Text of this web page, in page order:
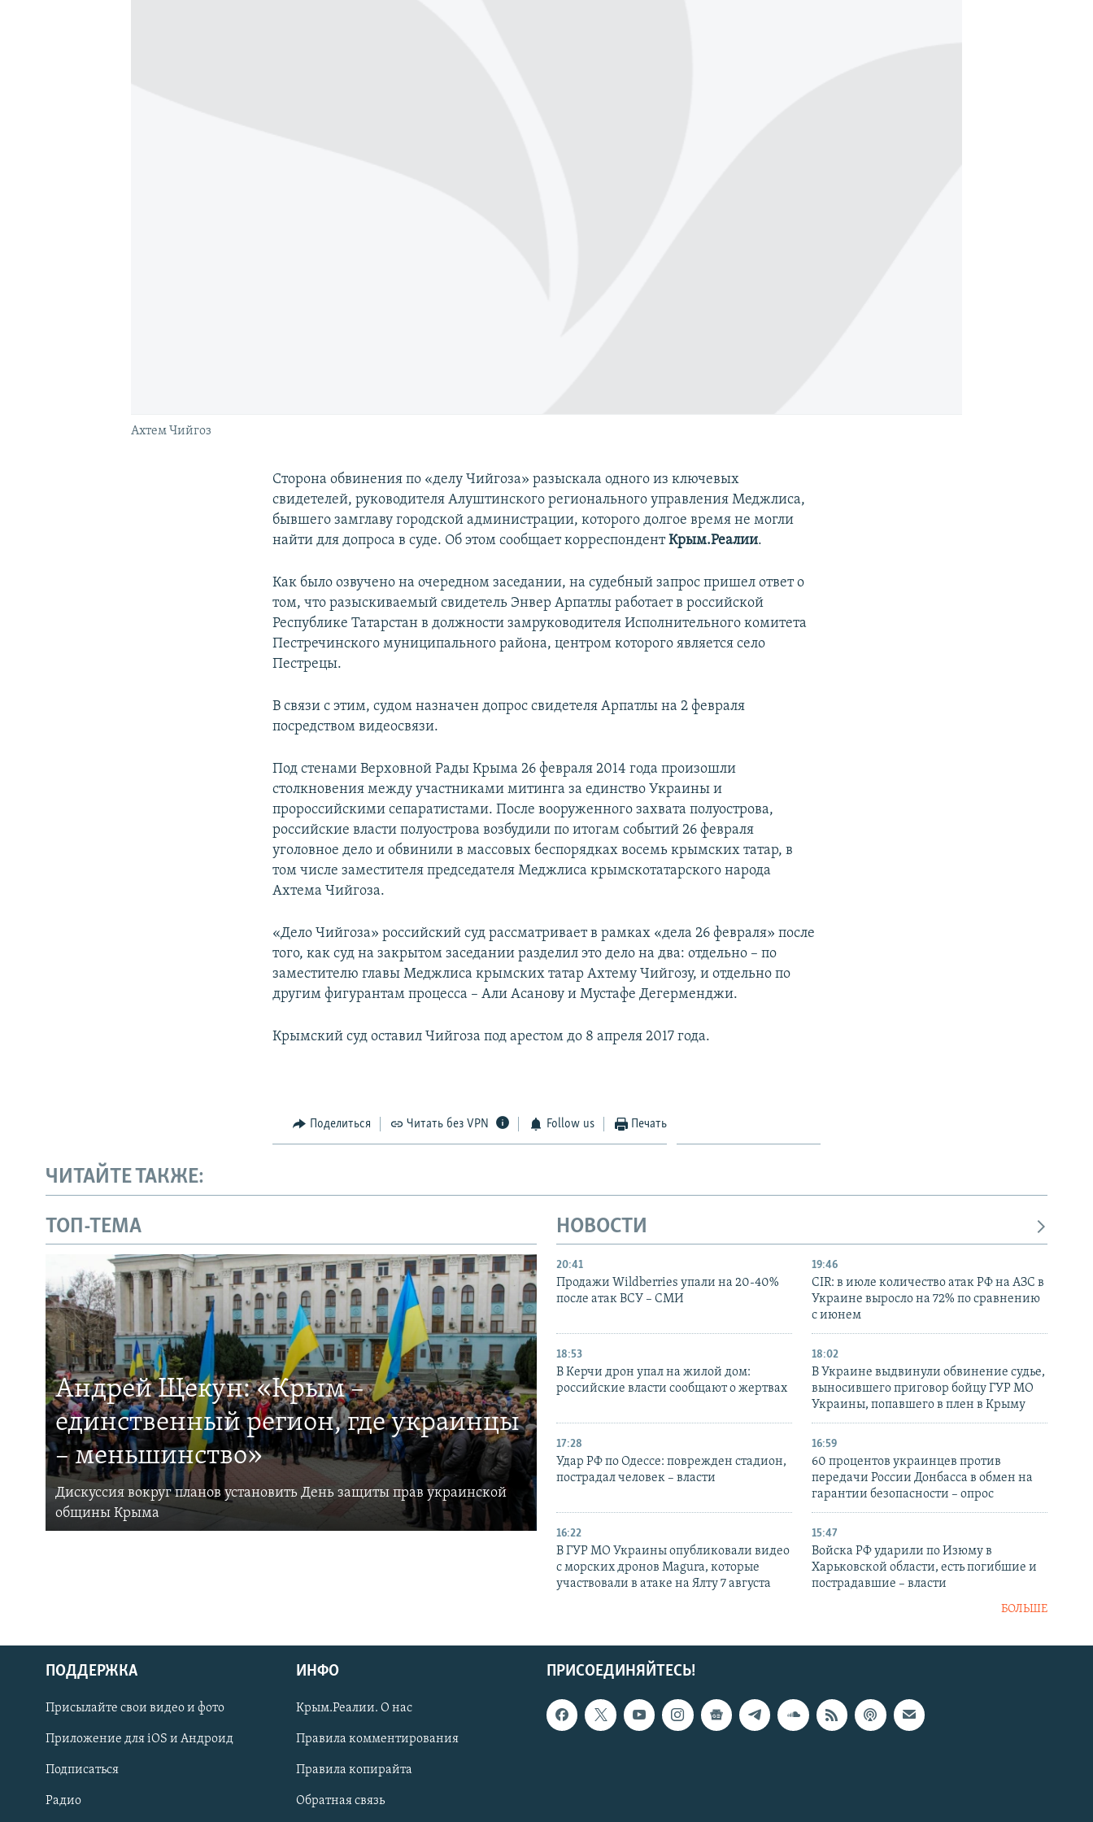
Українською
Qırımtatar
ПРИСОЕДИНЯЙТЕСЬ!
Ахтем Чийгоз
Сторона обвинения по «делу Чийгоза» разыскала одного из ключевых
свидетелей, руководителя Алуштинского регионального управления Меджлиса,
бывшего замглаву городской администрации, которого долгое время не могли
найти для допроса в суде. Об этом сообщает корреспондентКрым.Реалии.
Как было озвучено на очередном заседании, на судебный запрос пришел ответ о
том, что разыскиваемый свидетель Энвер Арпатлы работает в российской
Республике Татарстан в должности замруководителя Исполнительного комитета
Пестречинского муниципального района, центром которого является село
Пестрецы.
В связи с этим, судом назначен допрос свидетеля Арпатлы на 2 февраля
посредством видеосвязи.
Под стенами Верховной Рады Крыма 26 февраля 2014 года произошли
столкновения между участниками митинга за единство Украины и
пророссийскими сепаратистами. После вооруженного захвата полуострова,
российские власти полуострова возбудили по итогам событий 26 февраля
уголовное дело и обвинили в массовых беспорядках восемь крымских татар, в
том числе заместителя председателя Меджлиса крымскотатарского народа
Ахтема Чийгоза.
«Дело Чийгоза» российский суд рассматривает в рамках «дела 26 февраля» после
того, как суд на закрытом заседании разделил это дело на два: отдельно – по
заместителю главы Меджлиса крымских татар Ахтему Чийгозу, и отдельно по
другим фигурантам процесса – Али Асанову и Мустафе Дегерменджи.
Крымский суд оставил Чийгоза под арестом до 8 апреля 2017 года.
Поделиться Читать без VPN Follow us Печать
ЧИТАЙТЕ ТАКЖЕ:
ТОП-ТЕМА
Андрей Щекун: «Крым –
единственный регион, где украинцы
– меньшинство»
Дискуссия вокруг планов установить День защиты прав украинской
общины Крыма
НОВОСТИ
20:41
Продажи Wildberries упали на 20-40%
после атак ВСУ – СМИ
19:46
CIR: в июле количество атак РФ на АЗС в
Украине выросло на 72% по сравнению
с июнем
18:53
В Керчи дрон упал на жилой дом:
российские власти сообщают о жертвах
18:02
В Украине выдвинули обвинение судье,
выносившего приговор бойцу ГУР МО
Украины, попавшего в плен в Крыму
17:28
Удар РФ по Одессе: поврежден стадион,
пострадал человек – власти
16:59
60 процентов украинцев против
передачи России Донбасса в обмен на
гарантии безопасности – опрос
16:22
В ГУР МО Украины опубликовали видео
с морских дронов Magura, которые
участвовали в атаке на Ялту 7 августа
15:47
Войска РФ ударили по Изюму в
Харьковской области, есть погибшие и
пострадавшие – власти
БОЛЬШЕ
ПРИСОЕДИНЯЙТЕСЬ!
ПОДДЕРЖКА
Присылайте свои видео и фото
Приложение для iOS и Андроид
Подписаться
Радио
ИНФО
Крым.Реалии. О нас
Правила комментирования
Правила копирайта
Обратная связь